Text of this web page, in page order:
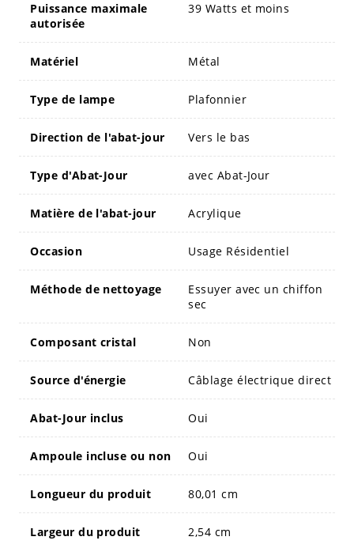
Puissance maximale
autorisée
39 Watts et moins
Matériel Métal
Type de lampe Plafonnier
Direction de l'abat-jour Vers le bas
Type d'Abat-Jour avec Abat-Jour
Matière de l'abat-jour Acrylique
Occasion Usage Résidentiel
Méthode de nettoyage
Essuyer avec un chiffon
sec
Composant cristal Non
Source d'énergie Câblage électrique direct
Abat-Jour inclus Oui
Ampoule incluse ou non Oui
Longueur du produit 80,01 cm
Largeur du produit 2,54 cm